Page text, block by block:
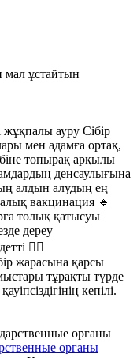
ұстайтын
жұқпалы ауру Сібір
мен адамға ортақ,
топырақ арқылы
денсаулығына
алдын алудың ең
вакцинация 🔹
толық қатысуы
дереу
👨‍⚕️
жарасына қарсы
тұрақты түрде
кепілі.
органы